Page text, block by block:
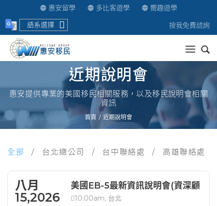
惠安留學 多比客遊學
嚮趣遊學
語系選擇
按我免費諮詢
送出
近期說明會
惠安提供專業的美國移民相關服務，以及移民說明會相關
資訊
首頁 近期說明會
全部 台北總公司 台中聯絡處 高雄聯絡處
八月
15,2026
美國EB-5最新資訊說明會(資深顧
問解析)
10:00am, 台北